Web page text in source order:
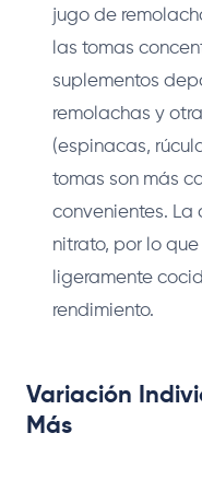
jugo de
las tomas
suplementos
remolachas y
(espinacas,
tomas son más
convenientes. La
nitrato, por lo
ligeramente
rendimiento.
Variación
Más